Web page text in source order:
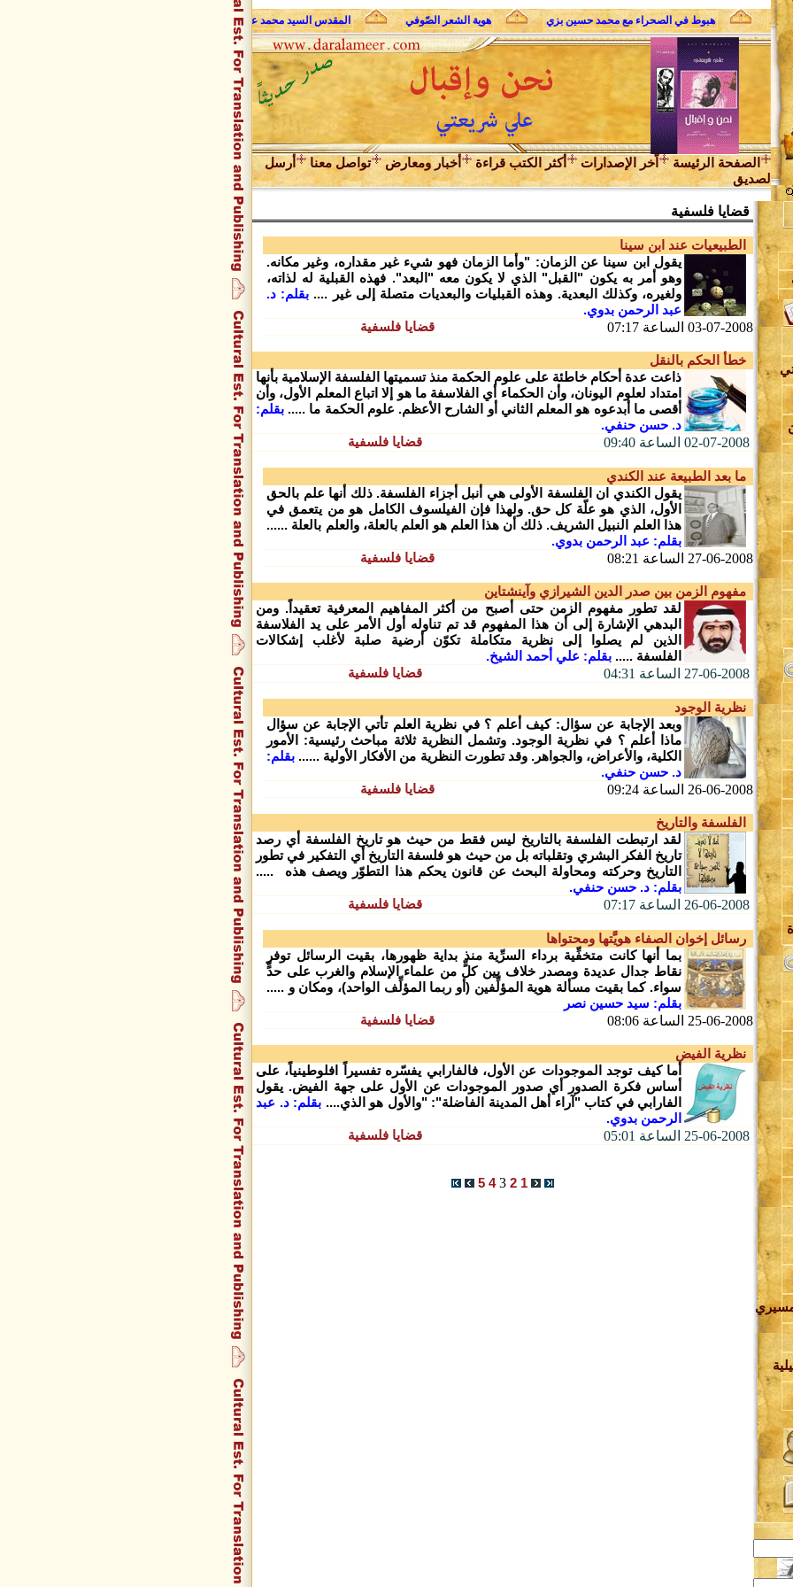
هبوط في الصحراء مع محمد حسين بزي هوية الشعر الصّوفي المقدس السيد محمد علي فضل الله وحديث الروح
الصفحة الرئيسة اّخر الإصدارات أكثر الكتب قراءة أخبار ومعارض تواصل معنا
أرسل
لصديق
قضايا فلسفية
الطبيعيات عند ابن سينا
يقول ابن سينا عن الزمان: "وأما الزمان فهو شيء غير مقداره، وغير مكانه.
وهو أمر به يكون "القبل" الذي لا يكون معه "البعد". فهذه القبلية له لذاته،
ولغيره، وكذلك البعدية. وهذه القبليات والبعديات متصلة إلى غير .... بقلم: د.
عبد الرحمن بدوي.
03-07-2008 الساعة 07:17
قضايا فلسفية
خطأ الحكم بالنقل
ذاعت عدة أحكام خاطئة على علوم الحكمة منذ تسميتها الفلسفة الإسلامية بأنها
امتداد لعلوم اليونان، وأن الحكماء أي الفلاسفة ما هو إلا اتباع المعلم الأول، وأن
أقصى ما أبدعوه هو المعلم الثاني أو الشارح الأعظم. علوم الحكمة ما ..... بقلم:
د. حسن حنفي.
02-07-2008 الساعة 09:40
قضايا فلسفية
ما بعد الطبيعة عند الكندي
يقول الكندي ان الفلسفة الأولى هي أنبل أجزاء الفلسفة. ذلك أنها علم بالحق
الأول، الذي هو علّة كل حق. ولهذا فإن الفيلسوف الكامل هو من يتعمق في
هذا العلم النبيل الشريف. ذلك أن هذا العلم هو العلم بالعلة، والعلم بالعلة ......
بقلم: عبد الرحمن بدوي.
27-06-2008 الساعة 08:21
قضايا فلسفية
مفهوم الزمن بين صدر الدين الشيرازي وآينشتاين
لقد تطور مفهوم الزمن حتى أصبح من أكثر المفاهيم المعرفية تعقيداً. ومن
البدهي الإشارة إلى أن هذا المفهوم قد تم تناوله أول الأمر على يد الفلاسفة
الذين لم يصلوا إلى نظرية متكاملة تكوّن أرضية صلبة لأغلب إشكالات
الفلسفة ..... بقلم: علي أحمد الشيخ.
27-06-2008 الساعة 04:31
قضايا فلسفية
نظرية الوجود
وبعد الإجابة عن سؤال: كيف أعلم ؟ في نظرية العلم تأتي الإجابة عن سؤال
ماذا أعلم ؟ في نظرية الوجود. وتشمل النظرية ثلاثة مباحث رئيسية: الأمور
الكلية، والأعراض، والجواهر. وقد تطورت النظرية من الأفكار الأولية ...... بقلم:
د. حسن حنفي.
26-06-2008 الساعة 09:24
قضايا فلسفية
الفلسفة والتاريخ
لقد ارتبطت الفلسفة بالتاريخ ليس فقط من حيث هو تاريخ الفلسفة أي رصد
تاريخ الفكر البشري وتقلباته بل من حيث هو فلسفة التاريخ أي التفكير في تطور
التاريخ وحركته ومحاولة البحث عن قانون يحكم هذا التطوّر ويصف هذه .....
بقلم: د. حسن حنفي.
26-06-2008 الساعة 07:17
قضايا فلسفية
رسائل إخوان الصفاء هويَّتها ومحتواها
بما أنها كانت متخفِّية برداء السرِّية منذ بداية ظهورها، بقيت الرسائل توفر
نقاط جدال عديدة ومصدر خلاف بين كلٍّ من علماء الإسلام والغرب على حدٍّ
سواء. كما بقيت مسألة هوية المؤلِّفين (أو ربما المؤلِّف الواحد)، ومكان و .....
بقلم: سيد حسين نصر
25-06-2008 الساعة 08:06
قضايا فلسفية
نظرية الفيض
أما كيف توجد الموجودات عن الأول، فالفارابي يفسّره تفسيراً افلوطينياً، على
أساس فكرة الصدور أي صدور الموجودات عن الأول على جهة الفيض. يقول
الفارابي في كتاب "آراء أهل المدينة الفاضلة": "والأول هو الذي.... بقلم: د. عبد
الرحمن بدوي.
25-06-2008 الساعة 05:01
قضايا فلسفية
1
2
4
5